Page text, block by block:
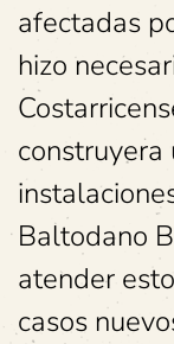
afectadas
hizo
construyera
Baltodano
atender
casos